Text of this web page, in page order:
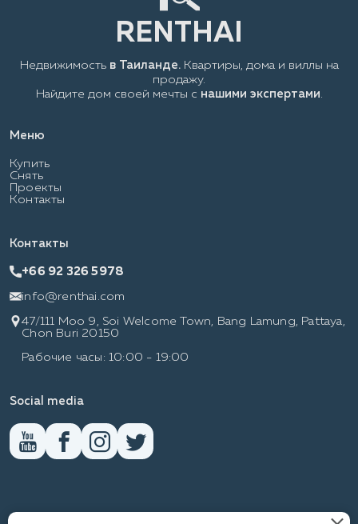
Меню
Купить
Снять
Проекты
Контакты
Недвижимость в Таиланде.Квартиры, дома и виллы на
продажу.
Найдите дом своей мечты с нашими экспертами
Контакты
+66 92 326 5978
info@renthai.com
47/111 Moo 9, Soi Welcome Town, Bang Lamung, Pattaya,
Chon Buri 20150
Рабочие часы: 10:00 - 19:00
Social media